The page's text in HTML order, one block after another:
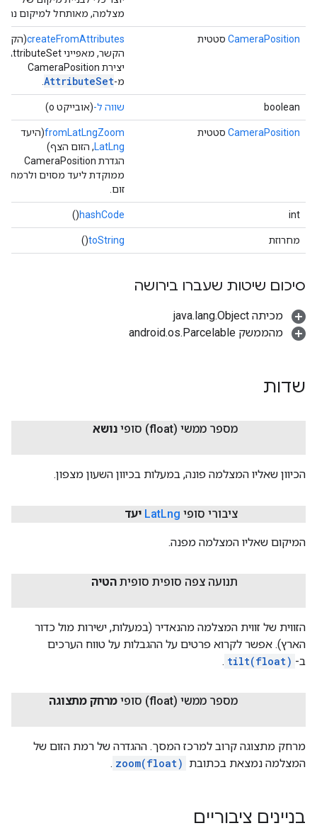
מצלמה, מאותחל למיקום נתון.
CameraPosition סטטית createFromAttributes
הקשר, מאפייני AttributeSet)
יצירת CameraPosition
מ-AttributeSet
boolean שווה ל-(אובייקט o)
CameraPosition סטטית fromLatLngZoom(היעד
LatLng, הזום הצף)
הגדרת CameraPosition
ממוקדת ליעד מסוים ולרמת
זום.
int
hashCode
()
מחרוזת toString
()
סיכום שיטות שעברו בירושה
מכיתה java.lang.Object
מהממשק android.os.Parcelable
שדות
מספר ממשי (float) סופי נושא
הכיוון שאליו המצלמה פונה, במעלות בכיוון השעון מצפון.
ציבורי סופי LatLng יעד
המיקום שאליו המצלמה מפנה.
תנועה צפה סופית סופית הטיה
הזווית של זווית המצלמה מהנאדיר (במעלות, ישירות מול כדור
הארץ). אפשר לקרוא פרטים על ההגבלות על טווח הערכים
ב- tilt(float)
.
מספר ממשי (float) סופי מרחק מתצוגה
מרחק מתצוגה קרוב למרכז המסך. ההגדרה של רמת הזום של
המצלמה נמצאת בכתובת zoom(float)
.
בניינים ציבוריים